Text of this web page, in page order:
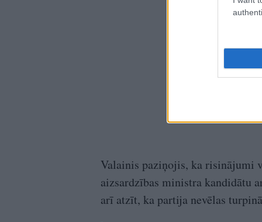
Valainis paziņojis, ka risinājumi
aizsardzības ministra kandidātu
arī atzīt, ka partija nevēlas